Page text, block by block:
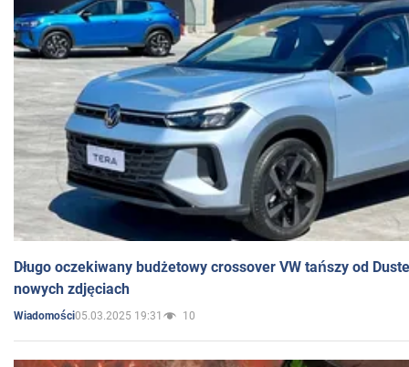
Długo oczekiwany budżetowy crossover VW tańszy od
nowych zdjęciach
Wiadomości05.03.2025 19:31 10